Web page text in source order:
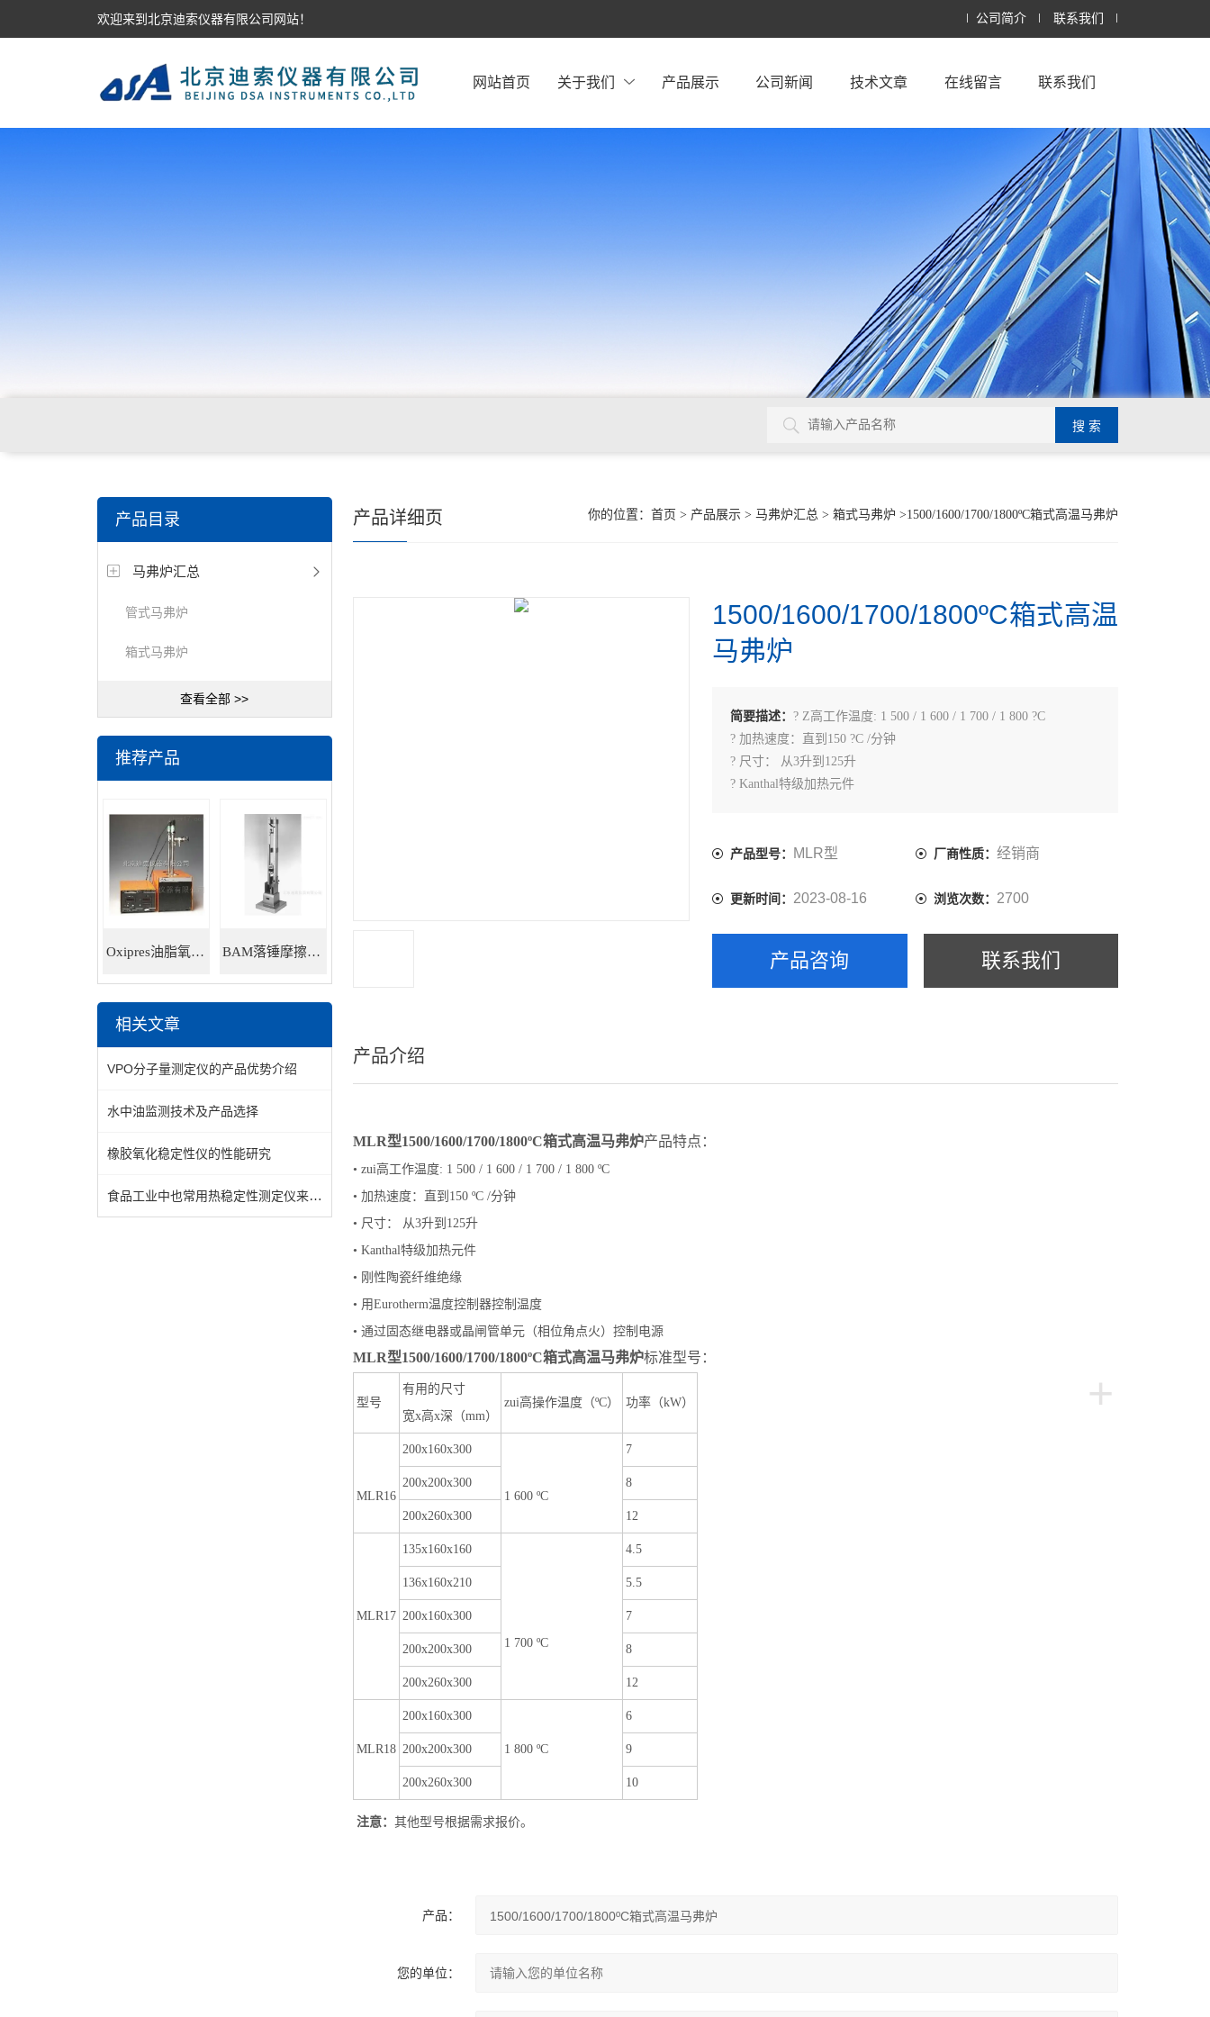
欢迎来到北京迪索仪器有限公司网站！ 公司简介 联系我们
网站首页 关于我们 产品展示 公司新闻 技术文章 在线留言 联系我们
产品目录
马弗炉汇总
管式马弗炉
箱式马弗炉
查看全部 >>
推荐产品
Oxipres油脂氧化稳定性仪 BAM落锤摩擦感度仪
相关文章
VPO分子量测定仪的产品优势介绍
水中油监测技术及产品选择
橡胶氧化稳定性仪的性能研究
食品工业中也常用热稳定性测定仪来分析食品成分的热稳定性
你的位置： 首页 > 产品展示 > 马弗炉汇总 > 箱式马弗炉 >1500/1600/1700/1800ºC箱式高温马弗炉
产品详细页
1500/1600/1700/1800ºC箱式高温
马弗炉
简要描述：? Z高工作温度: 1 500 / 1 600 / 1 700 / 1 800 ?C
? 加热速度：直到150 ?C /分钟
? 尺寸： 从3升到125升
? Kanthal特级加热元件
? 通过固态继电器或晶闸管单元(相位角点火)控制电源
产品型号： MLR型 厂商性质： 经销商
更新时间： 2023-08-16 浏览次数： 2700
产品咨询 联系我们
产品介绍
MLR型1500/1600/1700/1800ºC箱式高温马弗炉产品特点：
• zui高工作温度: 1 500 / 1 600 / 1 700 / 1 800 ºC
• 加热速度：直到150 ºC /分钟
• 尺寸： 从3升到125升
• Kanthal特级加热元件
• 刚性陶瓷纤维绝缘
• 用Eurotherm温度控制器控制温度
• 通过固态继电器或晶闸管单元（相位角点火）控制电源
MLR型1500/1600/1700/1800ºC箱式高温马弗炉标准型号：
+
型号
有用的尺寸
宽x高x深（mm）
zui高操作温度（ºC） 功率（kW）
MLR16
200x160x300
1 600 ºC
7
200x200x300 8
200x260x300 12
MLR17
135x160x160
1 700 ºC
4.5
136x160x210 5.5
200x160x300 7
200x200x300 8
200x260x300 12
MLR18
200x160x300
1 800 ºC
6
200x200x300 9
200x260x300 10
注意： 其他型号根据需求报价。
产品：
您的单位：